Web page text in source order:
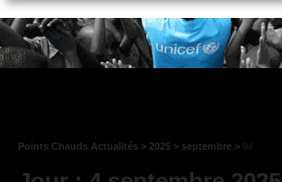
Points Chauds Actualités > 2025 > septembre >